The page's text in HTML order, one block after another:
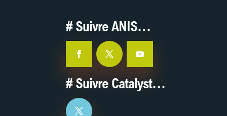
# Suivre ANIS…
# Suivre Catalyst…